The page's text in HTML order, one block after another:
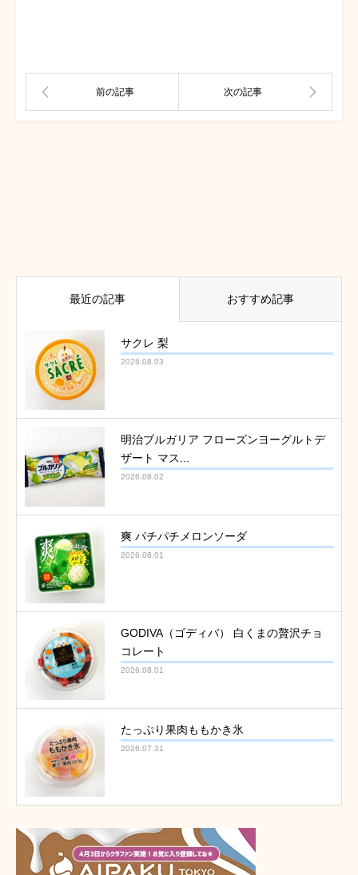
最近の記事 おすすめ記事
サクレ 梨
2026.08.03
明治ブルガリア フローズンヨーグルトデ
ザート マス...
2026.08.02
爽 パチパチメロンソーダ
2026.08.01
GODIVA（ゴディバ） 白くまの贅沢チョ
コレート
2026.08.01
たっぷり果肉ももかき氷
2026.07.31